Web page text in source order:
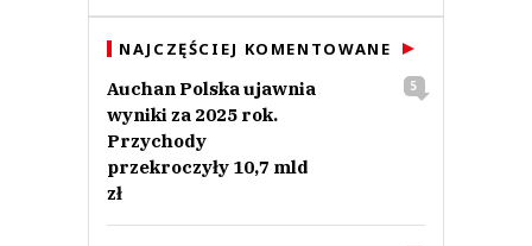
NAJCZĘŚCIEJ KOMENTOWANE
Auchan Polska ujawnia
wyniki za 2025 rok.
Przychody
przekroczyły 10,7 mld
zł
5